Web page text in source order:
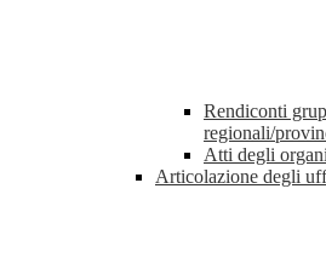
Rendiconti
regionali/
Atti degli
Articolazione degli